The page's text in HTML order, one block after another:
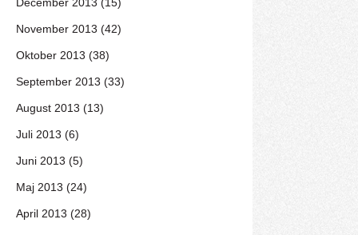
November 2013 (42)
Oktober 2013 (38)
September 2013 (33)
August 2013 (13)
Juli 2013 (6)
Juni 2013 (5)
Maj 2013 (24)
April 2013 (28)